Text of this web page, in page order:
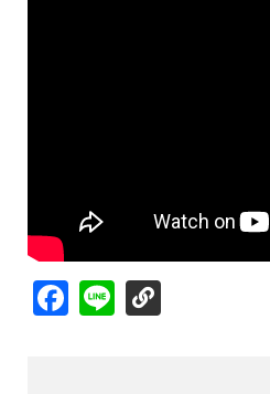
Facebook
Line